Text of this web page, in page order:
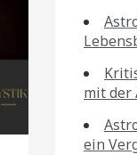
mit der
ein